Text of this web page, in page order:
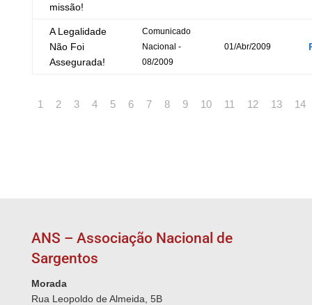
missão!
A Legalidade
Não Foi
Assegurada!
Comunicado
Nacional -
08/2009
01/Abr/2009
1 2 3 4 5 6 7 8 9 10 11 12 13 14
ANS – Associação Nacional de
Sargentos
Morada
Rua Leopoldo de Almeida, 5B